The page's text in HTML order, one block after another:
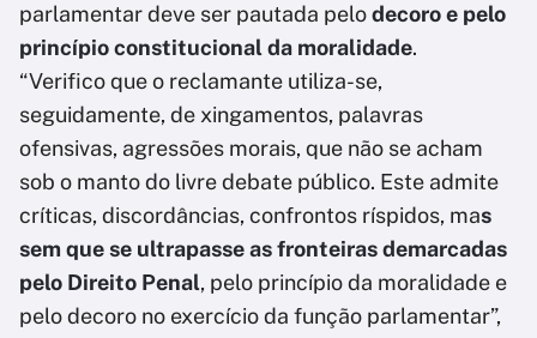
parlamentar deve ser pautada pelodecoro e pelo
princípio constitucional da moralidade.
“Verifico que o reclamante utiliza-se,
seguidamente, de xingamentos, palavras
ofensivas, agressões morais, que não se acham
sob o manto do livre debate público. Este admite
críticas, discordâncias, confrontos ríspidos, mas
sem que se ultrapasse as fronteiras demarcadas
pelo Direito Penal, pelo princípio da moralidade e
pelo decoro no exercício da função parlamentar”,